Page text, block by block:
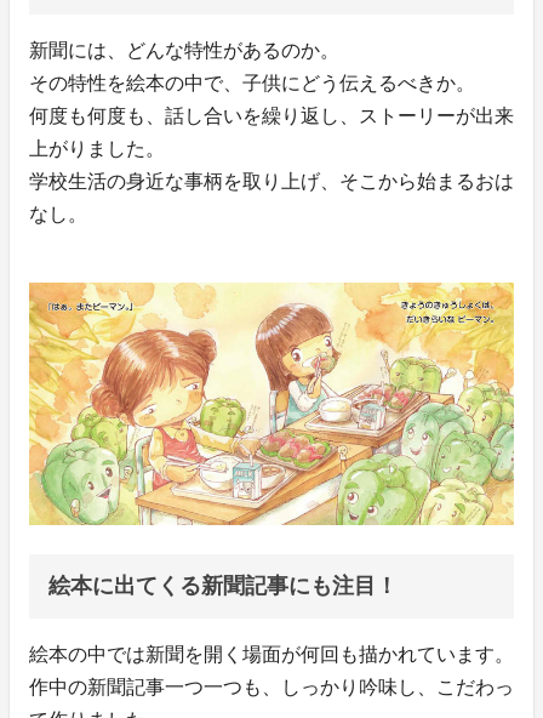
新聞には、どんな特性があるのか。
その特性を絵本の中で、子供にどう伝えるべきか。
何度も何度も、話し合いを繰り返し、ストーリーが出来
上がりました。
学校生活の身近な事柄を取り上げ、そこから始まるおは
なし。
絵本に出てくる新聞記事にも注目！
絵本の中では新聞を開く場面が何回も描かれています。
作中の新聞記事一つ一つも、しっかり吟味し、こだわっ